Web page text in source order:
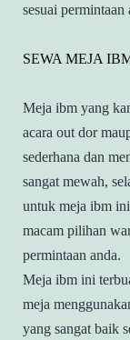
sesuai
SEWA MEJA
Meja ibm yang
acara out dor
sederhana dan
sangat mewah,
untuk meja ibm
macam pilihan
permintaan anda.
Meja ibm ini
meja
yang sangat baik